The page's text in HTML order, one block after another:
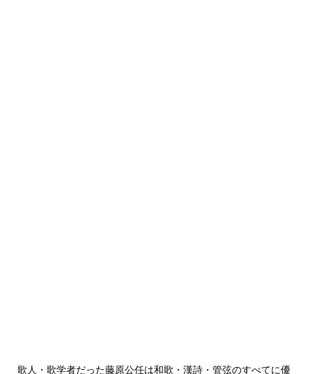
歌人・歌学者だった藤原公任は和歌・漢詩・管弦のすべてに優